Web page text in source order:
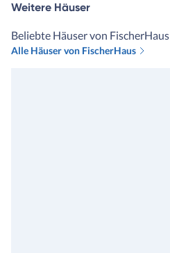
Weitere Häuser
Beliebte Häuser von FischerHaus
Alle Häuser von FischerHaus